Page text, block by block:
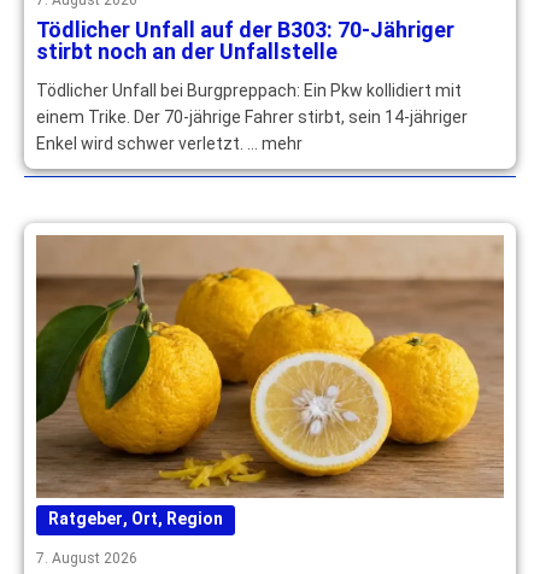
Tödlicher Unfall auf der B303: 70-Jähriger
stirbt noch an der Unfallstelle
Tödlicher Unfall bei Burgpreppach: Ein Pkw kollidiert mit
einem Trike. Der 70-jährige Fahrer stirbt, sein 14-jähriger
Enkel wird schwer verletzt. … mehr
Ratgeber, Ort, Region
7. August 2026